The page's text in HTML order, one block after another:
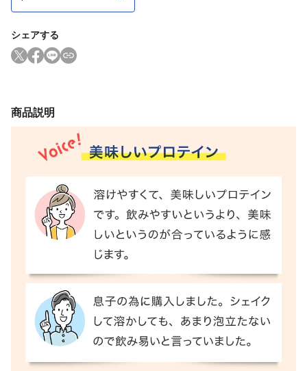
シェアする
商品説明